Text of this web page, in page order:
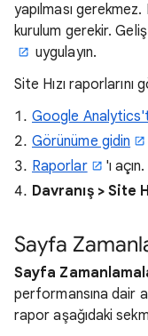
yapılması
kurulum gerekir.
uygulayın.
Site Hızı raporlarını
Google
Görünüme gidin
Raporlar
'ı açın.
Davranış > Site
Sayfa
Sayfa
performansına dair
rapor aşağıdaki